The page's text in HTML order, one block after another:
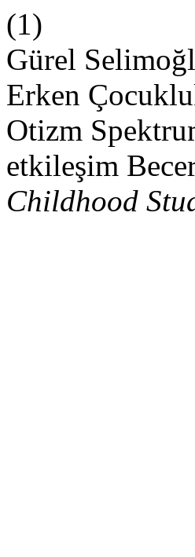
(1)
Gürel
Erken
Otizm
etkileşim
Childhood